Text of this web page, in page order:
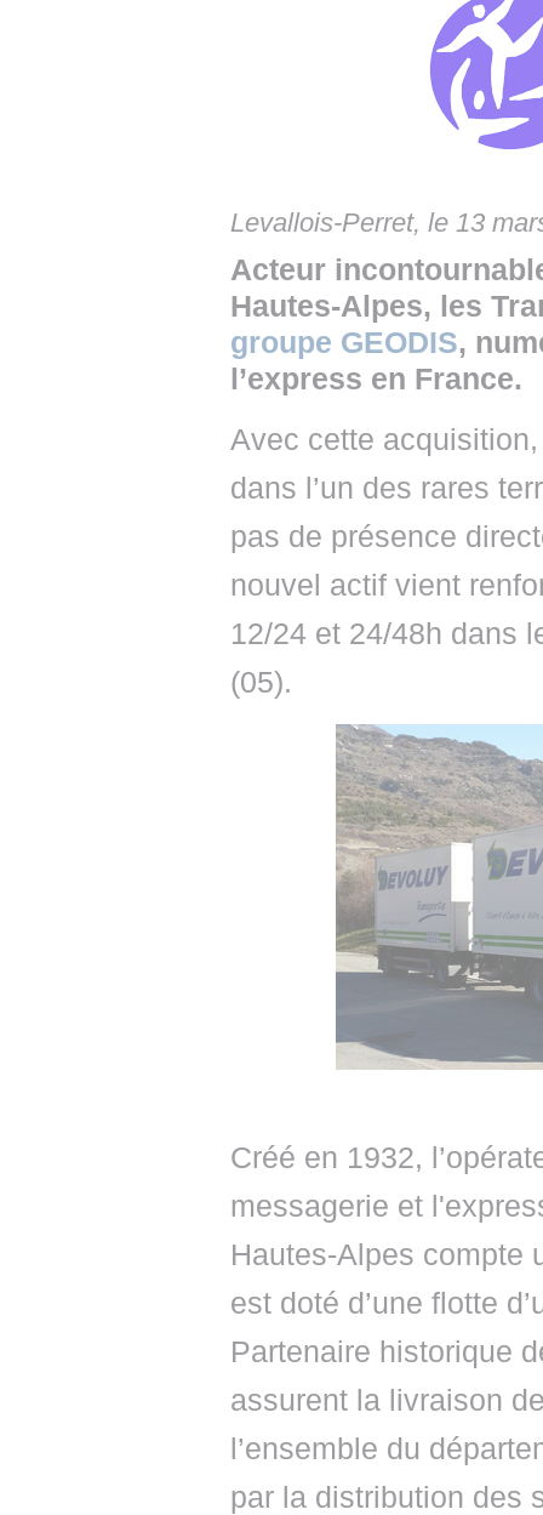
👉 PRENDRE LA PAROLE
👉 PLANNING EDITORIAL
•
•
•
Levallois-Perret, le 13
Acteur
Hautes-Alpes, les
groupe GEODIS,
l’express en France.
Avec cette
dans l’un des rares
pas de présence
nouvel actif vient
12/24 et 24/48h dans
(05).
Créé en 1932,
messagerie et
Hautes-Alpes compte
est doté d’une flotte
Partenaire historique
assurent la livraison
l’ensemble du
par la distribution des